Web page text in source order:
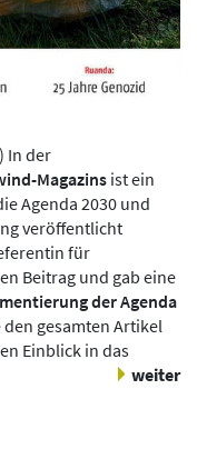
In der
Magazinsist ein
Agenda 2030 und
veröffentlicht
für
Beitrag und gab eine
der Agenda
gesamten Artikel
Einblick in das
weiter